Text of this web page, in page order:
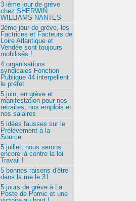
3 ième jour de grève
chez SHERWIN
WILLIAMS NANTES
3ème jour de grève, les
Factrices et Facteurs de
Loire Atlantique et
Vendée sont toujours
mobilisés !
4 organisations
syndicales Fonction
Publique 44 interpellent
le préfet
5 juin, en grève et
manifestation pour nos
retraites, nos emplois et
nos salaires
5 idées fausses sur le
Prélèvement à la
Source
5 juillet, nous serons
encore là contre la loi
Travail !
5 bonnes raisons d'être
dans la rue le 31
5 jours de grève à La
Poste de Pornic et une